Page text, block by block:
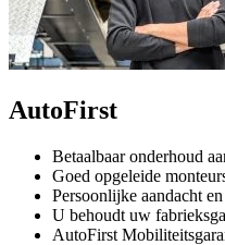
AutoFirst
Betaalbaar onderhoud
Goed opgeleide
Persoonlijke aandacht
U behoudt uw
AutoFirst